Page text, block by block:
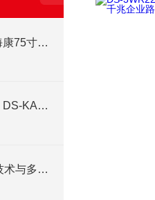
数字化会议交互终端：海康75寸4K触摸会议一体机
多证核验智能考勤终端：DS-KAB673-IBQR人脸识别打卡考勤机
4g监控摄像头无线传输技术与多场景应用研究